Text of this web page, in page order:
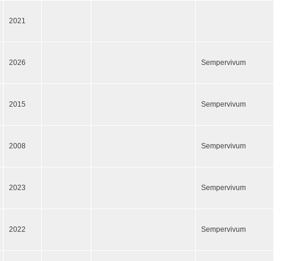
2021
2026 Sempervivum
2015 Sempervivum
2008 Sempervivum
2023 Sempervivum
2022 Sempervivum